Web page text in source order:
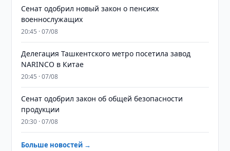
Сенат одобрил новый закон о пенсиях
военнослужащих
20:45 · 07/08
Делегация Ташкентского метро посетила завод
NARINCO в Китае
20:45 · 07/08
Сенат одобрил закон об общей безопасности
продукции
20:30 · 07/08
Больше новостей →